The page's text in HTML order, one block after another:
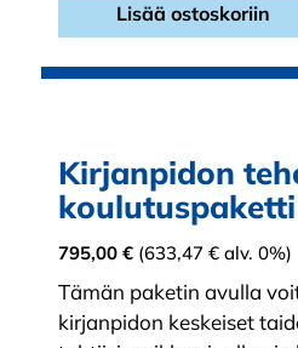
Lisää ostoskoriin
Kirjanpidon
koulutuspaketti
795,00 € (633,47 € alv. 0%)
Tämän paketin avulla
kirjanpidon keskeiset